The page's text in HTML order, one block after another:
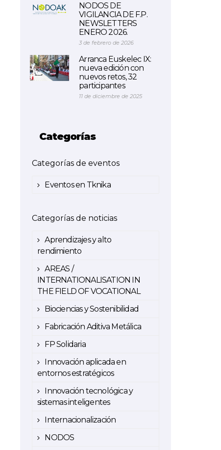
NODOS DE
VIGILANCIA DE F.P.
NEWSLETTERS
ENERO 2026.
3 de febrero de 2026
Arranca Euskelec IX:
nueva edición con
nuevos retos, 32
participantes
11 de diciembre de 2025
Categorías
Categorías de eventos
Eventos en Tknika
Categorías de noticias
Aprendizajes y alto
rendimiento
AREAS /
INTERNATIONALISATION IN
THE FIELD OF VOCATIONAL
Biociencias y Sostenibilidad
Fabricación Aditiva Metálica
FP Solidaria
Innovación aplicada en
entornos estratégicos
Innovación tecnológica y
sistemas inteligentes
Internacionalización
NODOS